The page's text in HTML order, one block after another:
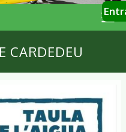
CARDEDEU